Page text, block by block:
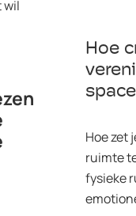
wil
Hoe
Hoe zet
ruimte
fysieke